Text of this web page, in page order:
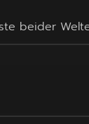
beider